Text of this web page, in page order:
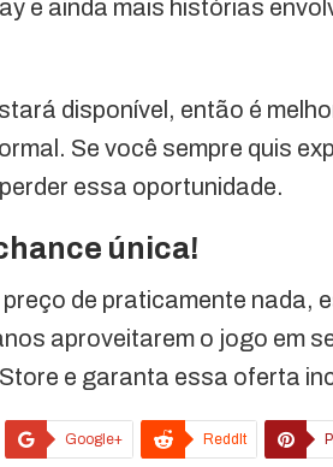
e ainda mais histórias
disponível, então é
Se você sempre quis
essa oportunidade.
única!
de praticamente nada,
aproveitarem o jogo em
e garanta essa oferta
Google+ ReddIt